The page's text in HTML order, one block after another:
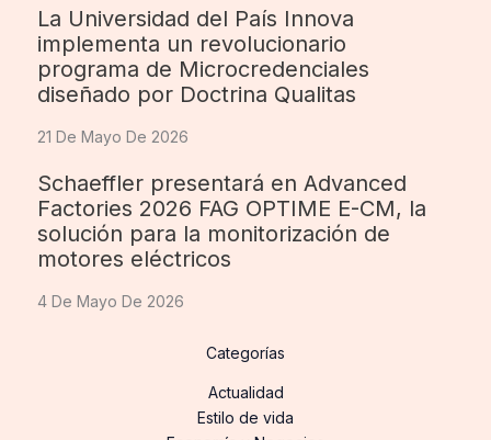
La Universidad del País Innova
implementa un revolucionario
programa de Microcredenciales
diseñado por Doctrina Qualitas
21 De Mayo De 2026
Schaeffler presentará en Advanced
Factories 2026 FAG OPTIME E-CM, la
solución para la monitorización de
motores eléctricos
4 De Mayo De 2026
Categorías
Actualidad
Estilo de vida